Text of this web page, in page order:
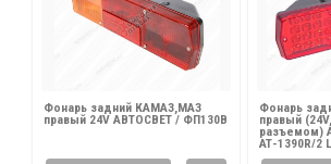
Фонарь задний КАМАЗ,МАЗ
правый 24V АВТОСВЕТ / ФП130В
Фонарь
правый
разъемом)
АТ-1390R/2